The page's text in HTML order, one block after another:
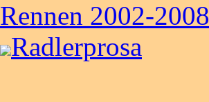
Rennen 2002-2008
Radlerprosa